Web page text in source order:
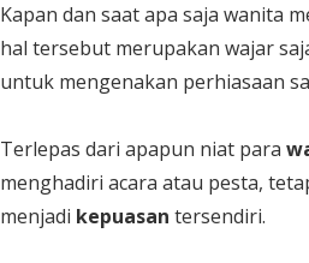
Kapan dan saat apa saja wanita
hal tersebut merupakan wajar
untuk mengenakan perhiasaan
Terlepas dari apapun niat para
menghadiri acara atau pesta,
menjadi kepuasan tersendiri.